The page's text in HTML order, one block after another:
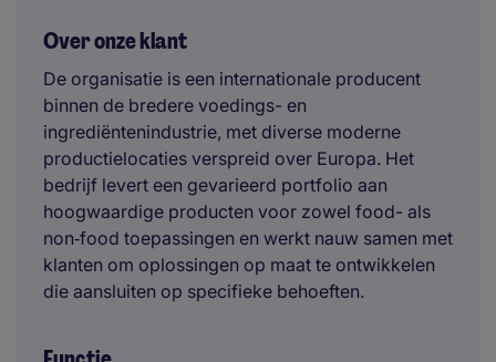
Over onze klant
De organisatie is een internationale producent
binnen de bredere voedings- en
ingrediëntenindustrie, met diverse moderne
productielocaties verspreid over Europa. Het
bedrijf levert een gevarieerd portfolio aan
hoogwaardige producten voor zowel food- als
non‑food toepassingen en werkt nauw samen met
klanten om oplossingen op maat te ontwikkelen
die aansluiten op specifieke behoeften.